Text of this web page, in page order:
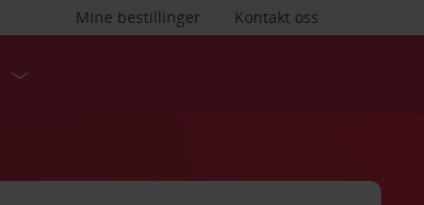
Kontakt oss
Mine bestillinger